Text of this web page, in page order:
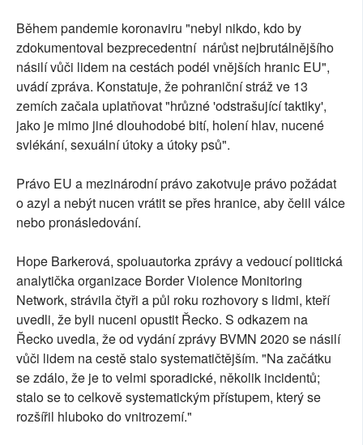
Během pandemie koronaviru "nebyl nikdo, kdo by
zdokumentoval bezprecedentní nárůst nejbrutálnějšího
násilí vůči lidem na cestách podél vnějších hranic EU",
uvádí zpráva. Konstatuje, že pohraniční stráž ve 13
zemích začala uplatňovat "hrůzné 'odstrašující taktiky',
jako je mimo jiné dlouhodobé bití, holení hlav, nucené
svlékání, sexuální útoky a útoky psů".
Právo EU a mezinárodní právo zakotvuje právo požádat
o azyl a nebýt nucen vrátit se přes hranice, aby čelil válce
nebo pronásledování.
Hope Barkerová, spoluautorka zprávy a vedoucí politická
analytička organizace Border Violence Monitoring
Network, strávila čtyři a půl roku rozhovory s lidmi, kteří
uvedli, že byli nuceni opustit Řecko. S odkazem na
Řecko uvedla, že od vydání zprávy BVMN 2020 se násilí
vůči lidem na cestě stalo systematičtějším. "Na začátku
se zdálo, že je to velmi sporadické, několik incidentů;
stalo se to celkově systematickým přístupem, který se
rozšířil hluboko do vnitrozemí."